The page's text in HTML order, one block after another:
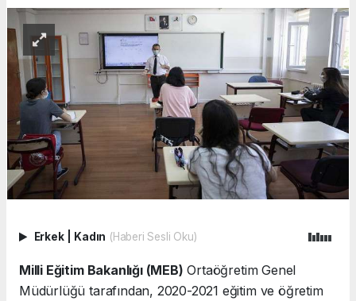
Erkek Kadın (Haberi Sesli Oku)
Milli Eğitim Bakanlığı (MEB) Ortaöğretim Genel
Müdürlüğü tarafından, 2020-2021 eğitim ve öğretim